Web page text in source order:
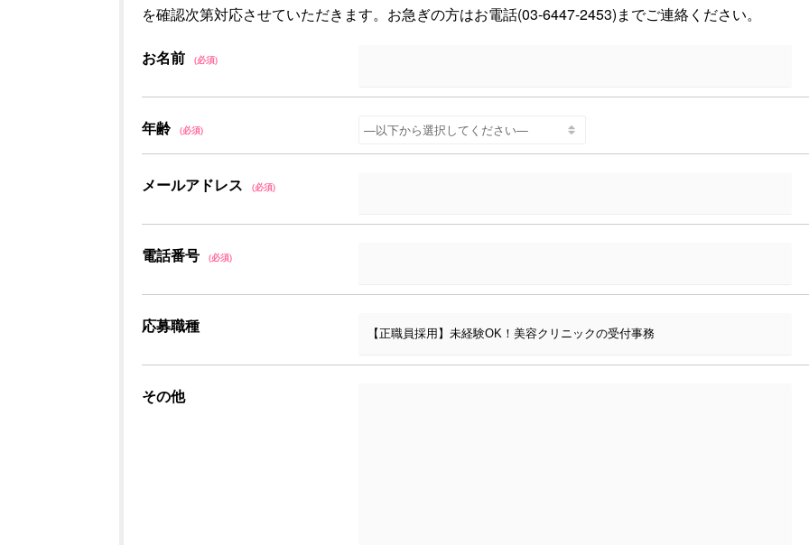
を確認次第対応させていただきます。お急ぎの方はお電話(03-6447-2453)までご連絡ください。
お名前 (必須)
年齢 (必須)
メールアドレス (必須)
電話番号 (必須)
応募職種
その他